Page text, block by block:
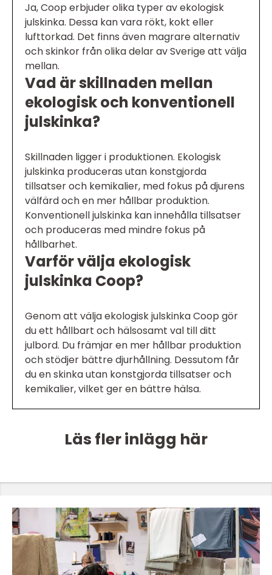
Ja, Coop erbjuder olika typer av ekologisk
julskinka. Dessa kan vara rökt, kokt eller
lufttorkad. Det finns även magrare alternativ
och skinkor från olika delar av Sverige att välja
mellan.
Vad är skillnaden mellan
ekologisk och konventionell
julskinka?
Skillnaden ligger i produktionen. Ekologisk
julskinka produceras utan konstgjorda
tillsatser och kemikalier, med fokus på djurens
välfärd och en mer hållbar produktion.
Konventionell julskinka kan innehålla tillsatser
och produceras med mindre fokus på
hållbarhet.
Varför välja ekologisk
julskinka Coop?
Genom att välja ekologisk julskinka Coop gör
du ett hållbart och hälsosamt val till ditt
julbord. Du främjar en mer hållbar produktion
och stödjer bättre djurhållning. Dessutom får
du en skinka utan konstgjorda tillsatser och
kemikalier, vilket ger en bättre hälsa.
Läs fler inlägg här